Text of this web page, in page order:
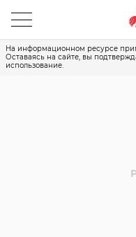
На информационном ресурсе
Оставаясь на сайте, вы
использование.